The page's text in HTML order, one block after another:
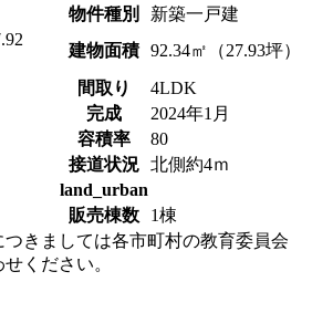
物件種別
新築一戸建
建物面積 92.34㎡（27.93坪）
間取り
4LDK
完成
2024年1月
容積率
80
接道状況 北側約4ｍ
land_urban
販売棟数
1棟
きましては各市町村の教育委員会
ください。